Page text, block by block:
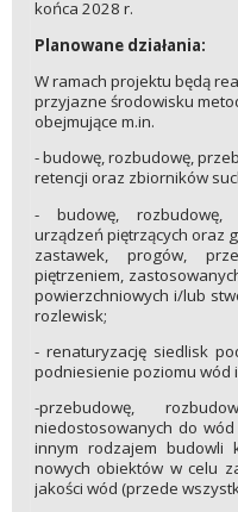
końca 2028 r.
Planowane działania:
W ramach projektu będą
przyjazne środowisku
obejmujące m.in.
- budowę, rozbudowę,
retencji oraz zbiorników
- budowę, rozbudowę,
urządzeń piętrzących oraz
zastawek, progów,
piętrzeniem,
powierzchniowych i/lub
rozlewisk;
- renaturyzację siedlisk
podniesienie poziomu wód
-przebudowę,
niedostosowanych do
innym rodzajem budowli
nowych obiektów w celu
jakości wód (przede